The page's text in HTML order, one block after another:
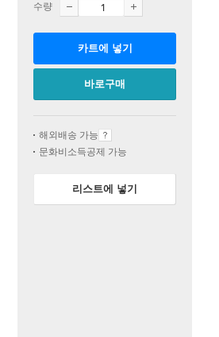
수량
카트에 넣기
바로구매
해외배송 가능
문화비소득공제 가능
리스트에 넣기